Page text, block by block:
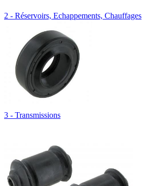
2 - Réservoirs, Echappements, Chauffages
3 - Transmissions